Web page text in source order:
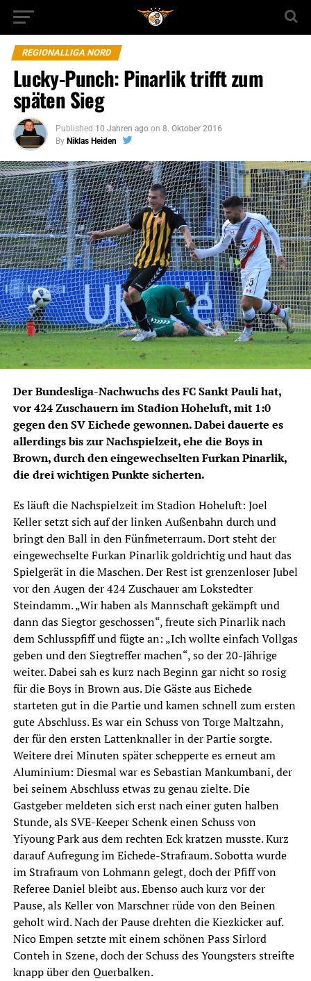
REGIONALLIGA NORD
Lucky-Punch: Pinarlik trifft zum
späten Sieg
Published 10 Jahren ago on 8. Oktober 2016
By Niklas Heiden
Der Bundesliga-Nachwuchs des FC Sankt Pauli hat,
vor 424 Zuschauern im Stadion Hoheluft, mit 1:0
gegen den SV Eichede gewonnen. Dabei dauerte es
allerdings bis zur Nachspielzeit, ehe die Boys in
Brown, durch den eingewechselten Furkan Pinarlik,
die drei wichtigen Punkte sicherten.
Es läuft die Nachspielzeit im Stadion Hoheluft: Joel
Keller setzt sich auf der linken Außenbahn durch und
bringt den Ball in den Fünfmeterraum. Dort steht der
eingewechselte Furkan Pinarlik goldrichtig und haut das
Spielgerät in die Maschen. Der Rest ist grenzenloser Jubel
vor den Augen der 424 Zuschauer am Lokstedter
Steindamm. „Wir haben als Mannschaft gekämpft und
dann das Siegtor geschossen“, freute sich Pinarlik nach
dem Schlusspfiff und fügte an: „Ich wollte einfach Vollgas
geben und den Siegtreffer machen“, so der 20-Jährige
weiter. Dabei sah es kurz nach Beginn gar nicht so rosig
für die Boys in Brown aus. Die Gäste aus Eichede
starteten gut in die Partie und kamen schnell zum ersten
gute Abschluss. Es war ein Schuss von Torge Maltzahn,
der für den ersten Lattenknaller in der Partie sorgte.
Weitere drei Minuten später schepperte es erneut am
Aluminium: Diesmal war es Sebastian Mankumbani, der
bei seinem Abschluss etwas zu genau zielte. Die
Gastgeber meldeten sich erst nach einer guten halben
Stunde, als SVE-Keeper Schenk einen Schuss von
Yiyoung Park aus dem rechten Eck kratzen musste. Kurz
darauf Aufregung im Eichede-Strafraum. Sobotta wurde
im Strafraum von Lohmann gelegt, doch der Pfiff von
Referee Daniel bleibt aus. Ebenso auch kurz vor der
Pause, als Keller von Marschner rüde von den Beinen
geholt wird. Nach der Pause drehten die Kiezkicker auf.
Nico Empen setzte mit einem schönen Pass Sirlord
Conteh in Szene, doch der Schuss des Youngsters streifte
knapp über den Querbalken.